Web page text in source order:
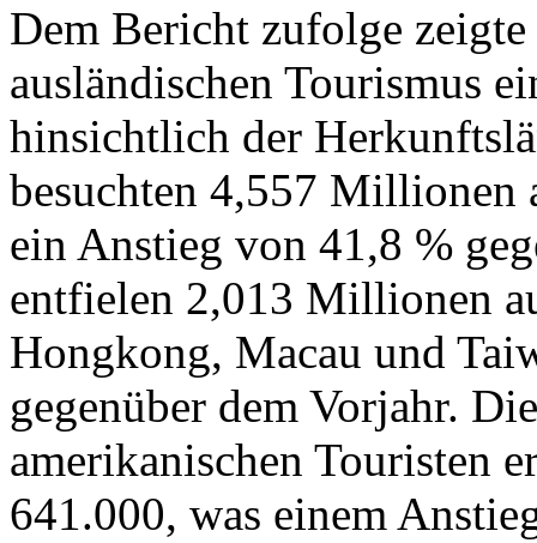
Dem Bericht zufolge
ausländischen Tourismus
hinsichtlich der
besuchten 4,557 Millionen
ein Anstieg von 41,8 %
entfielen 2,013 Millionen
Hongkong, Macau und
gegenüber dem Vorjahr.
amerikanischen Touristen
641.000, was einem